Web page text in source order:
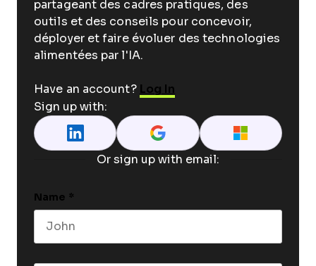
partageant des cadres pratiques, des
outils et des conseils pour concevoir,
déployer et faire évoluer des technologies
alimentées par l'IA.
Have an account? Log In
Sign up with:
Or sign up with email:
Name *